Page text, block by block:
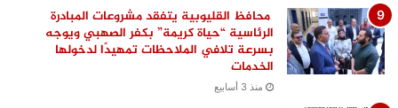
محافظ القليوبية يتفقد مشروعات المبادرة
الرئاسية “حياة كريمة” بكفر الصهبي ويوجه
بسرعة تلافي الملاحظات تمهيدًا لدخولها
الخدمات
منذ 3 أسابيع